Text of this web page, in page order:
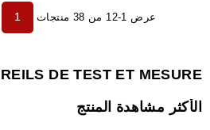
عرض 1-12 من 38 منتجات 1
DE TEST ET MESURE
الأكثر مشاهدة المنتج